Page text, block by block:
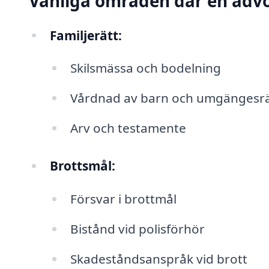
Familjerätt:
Skilsmässa och bodelning
Vårdnad av barn och
Arv och testamente
Brottsmål:
Försvar i brottmål
Bistånd vid polisförhör
Skadeståndsanspråk vid brott